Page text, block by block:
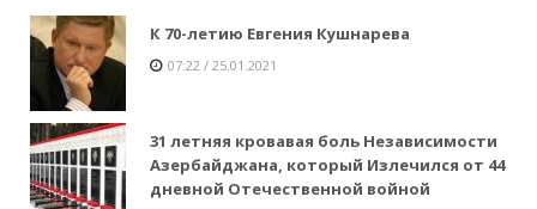
К 70-летию Евгения Кушнарева
07:22 / 25.01.2021
31 летняя кровавая боль Независимости
Азербайджана, который Излечился от 44
дневной Отечественной войной